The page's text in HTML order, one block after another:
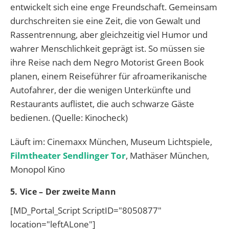
entwickelt sich eine enge Freundschaft. Gemeinsam
durchschreiten sie eine Zeit, die von Gewalt und
Rassentrennung, aber gleichzeitig viel Humor und
wahrer Menschlichkeit geprägt ist. So müssen sie
ihre Reise nach dem Negro Motorist Green Book
planen, einem Reiseführer für afroamerikanische
Autofahrer, der die wenigen Unterkünfte und
Restaurants auflistet, die auch schwarze Gäste
bedienen. (Quelle: Kinocheck)
Läuft im: Cinemaxx München, Museum Lichtspiele,
Filmtheater Sendlinger Tor, Mathäser München,
Monopol Kino
5. Vice – Der zweite Mann
[MD_Portal_Script ScriptID="8050877"
location="leftALone"]